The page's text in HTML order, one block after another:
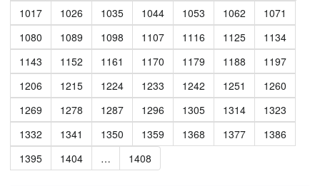
1017
1026 1035 1044 1053 1062
1071
1080
1089 1098 1107 1116 1125
1134
1143
1152 1161 1170 1179 1188
1197
1206
1215 1224 1233 1242 1251
1260
1269
1278 1287 1296 1305 1314
1323
1332
1341 1350 1359 1368 1377
1386
1395
1404 … 1408